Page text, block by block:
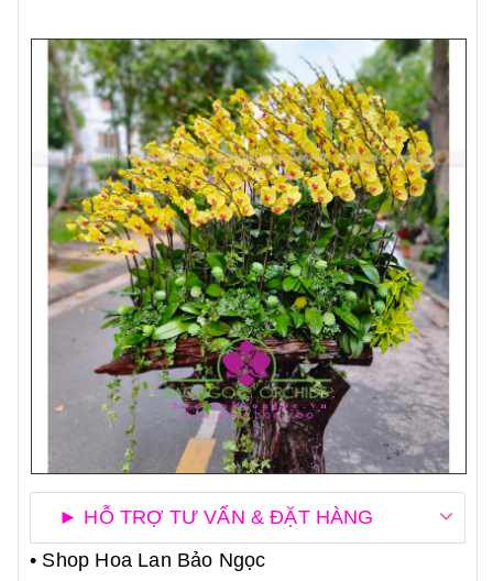
► HỖ TRỢ TƯ VẤN & ĐẶT HÀNG
• Shop Hoa Lan Bảo Ngọc